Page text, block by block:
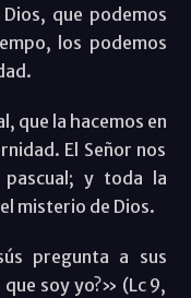
que podemos
los podemos
que la hacemos en
El Señor nos
y toda la
misterio de Dios.
pregunta a sus
soy yo?» (Lc 9,